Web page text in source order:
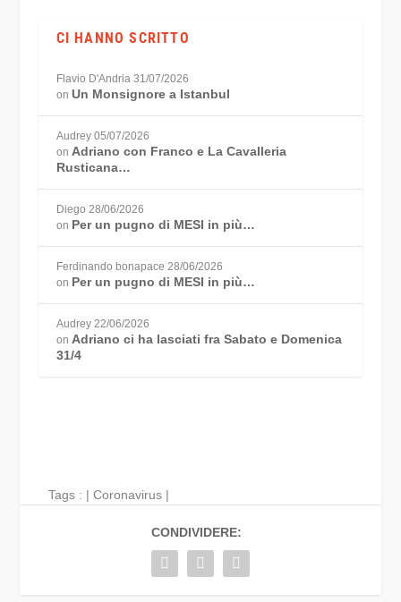
CI HANNO SCRITTO
Flavio D'Andria 31/07/2026
on Un Monsignore a Istanbul
Audrey 05/07/2026
on Adriano con Franco e La Cavalleria
Rusticana…
Diego 28/06/2026
on Per un pugno di MESI in più…
Ferdinando bonapace 28/06/2026
on Per un pugno di MESI in più…
Audrey 22/06/2026
on Adriano ci ha lasciati fra Sabato e Domenica
31/4
Tags : |Coronavirus |
CONDIVIDERE: